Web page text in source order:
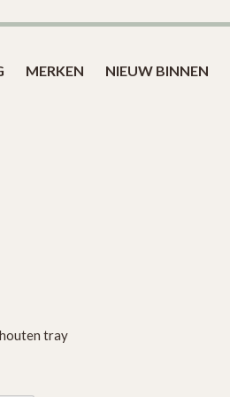
MERKEN NIEUW BINNEN
tray